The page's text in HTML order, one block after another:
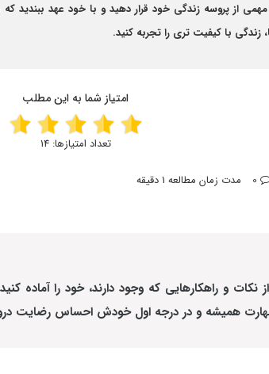
از پروسه زندگی خود قرار دهید و با خود عهد ببندید که
زندگی با کیفیت تری را تجربه کنید.
امتیاز شما به این مطلب
تعداد امتیازها:14
مدت زمان مطالعه 1 دقیقه
و راهکارهایی که وجود دارند، خود را آماده
مهارت همیشه و در درجه اول خودش احساس رضایت